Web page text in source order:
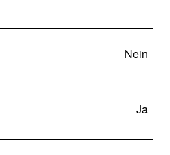
Nein
Ja